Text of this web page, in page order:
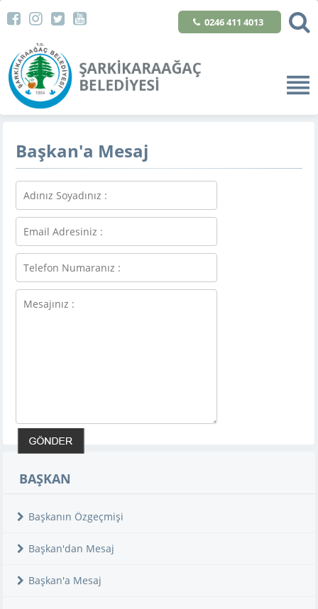
0246 411 4013
Başkan'a Mesaj
BAŞKAN
Başkanın Özgeçmişi
Başkan'dan Mesaj
Başkan'a Mesaj